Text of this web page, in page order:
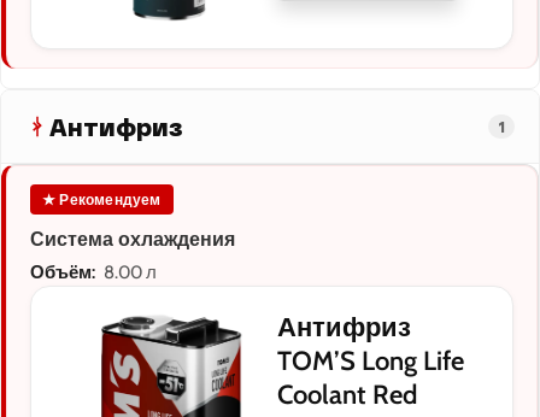
Антифриз 1
★ Рекомендуем
Система охлаждения
Объём: 8.00 л
Антифриз
TOM’S Long Life
Coolant Red